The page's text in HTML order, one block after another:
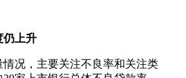
上升
况，主要关注不良率和关注类